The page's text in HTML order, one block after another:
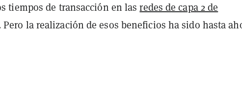
tiempos de transacción en lasredes de capa 2 de
Pero la realización de esos beneficios ha sido hasta